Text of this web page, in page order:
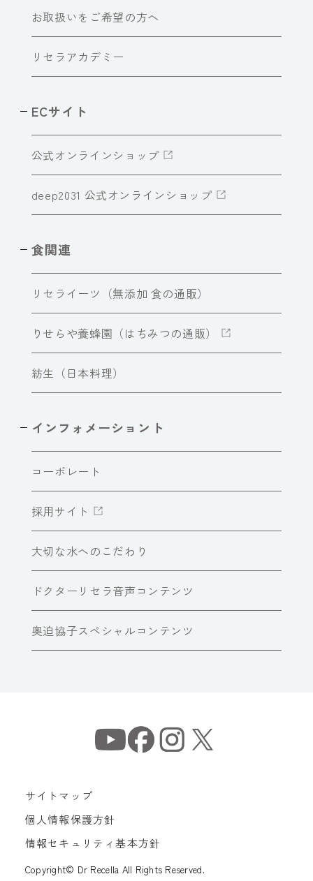
お取扱いをご希望の方へ
リセラアカデミー
ECサイト
公式オンラインショップ
deep2031 公式オンラインショップ
食関連
リセライーツ（無添加 食の通販）
りせらや養蜂園（はちみつの通販）
紡生（日本料理）
インフォメーショント
コーポレート
採用サイト
大切な水へのこだわり
ドクターリセラ音声コンテンツ
奥迫協子スペシャルコンテンツ
サイトマップ
個人情報保護方針
情報セキュリティ基本方針
Copyright© Dr Recella All Rights Reserved.